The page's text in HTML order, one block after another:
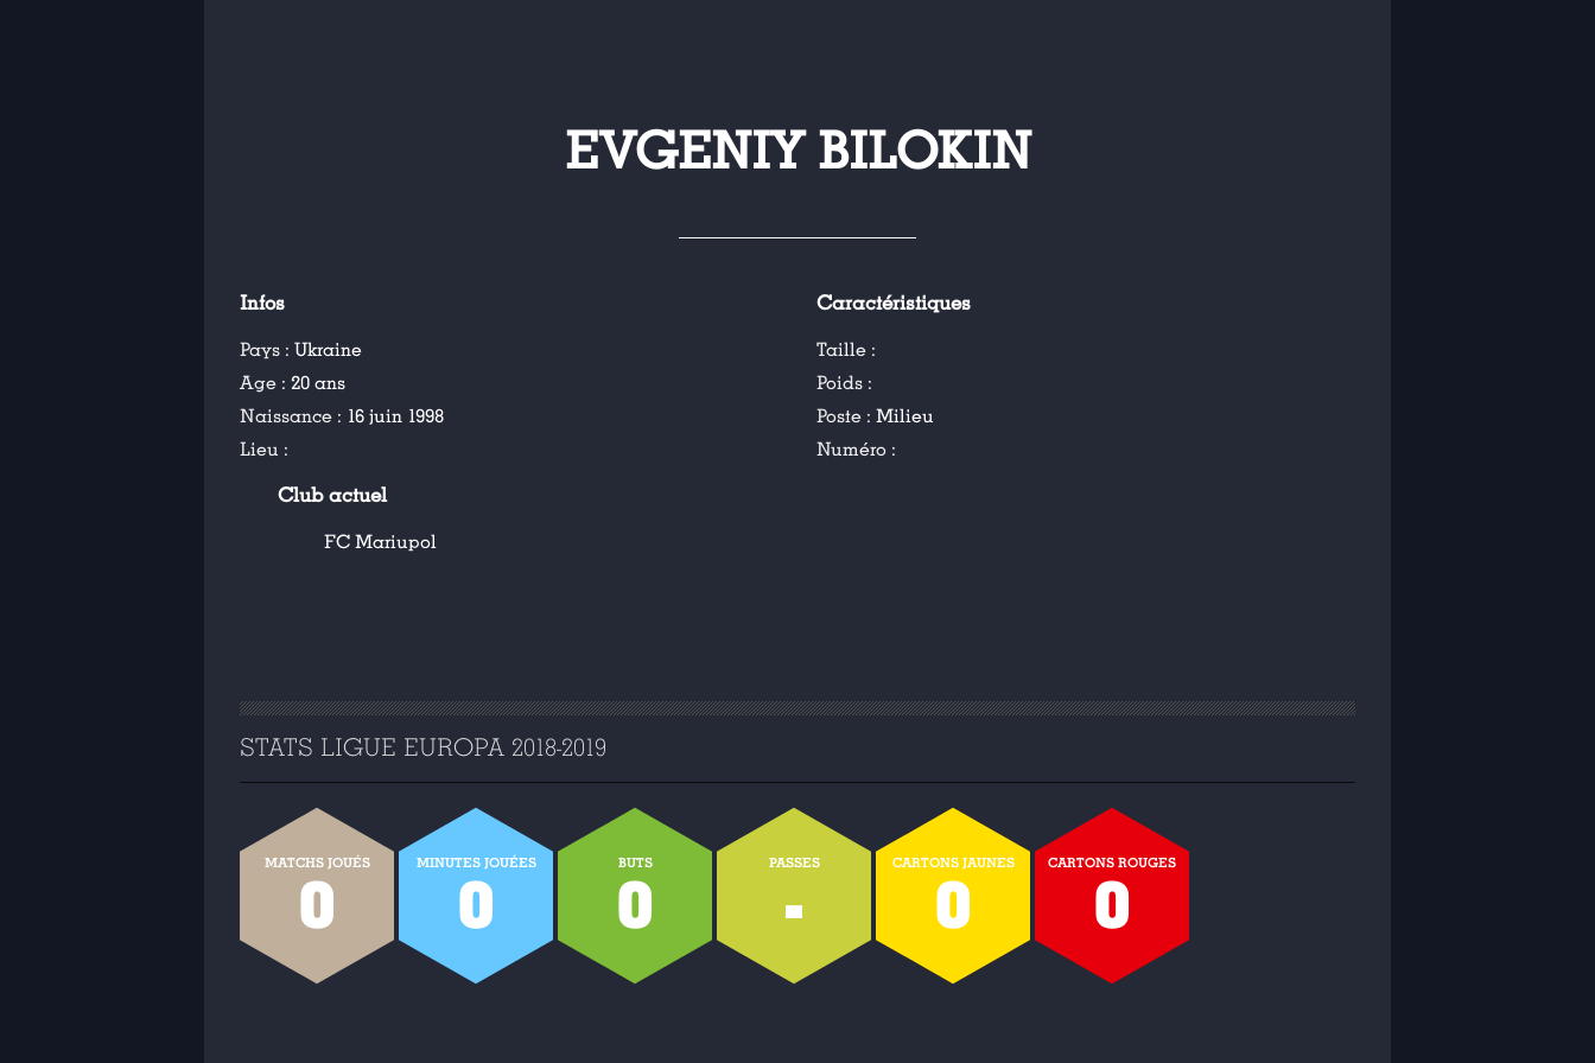
EVGENIY BILOKIN
Infos
Pays : Ukraine
Age : 20 ans
Naissance : 16 juin 1998
Lieu :
Caractéristiques
Taille :
Poids :
Poste :Milieu
Numéro :
Club actuel
FC Mariupol
STATS LIGUE EUROPA 2018-2019
MATCHS JOUÉS
0
MINUTES JOUÉES
0
BUTS
0
PASSES
-
CARTONS JAUNES
0
CARTONS ROUGES
0